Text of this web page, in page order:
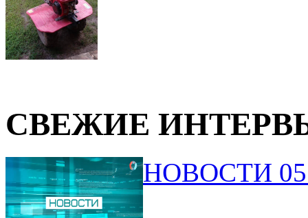
СВЕЖИЕ
НОВОСТИ